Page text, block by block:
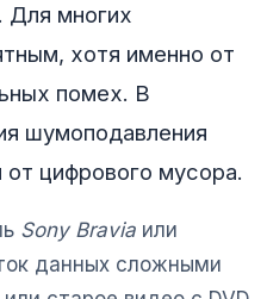
. Для многих
хотя именно от
помех. В
шумоподавления
от цифрового мусора.
Sony Bravia или
данных сложными